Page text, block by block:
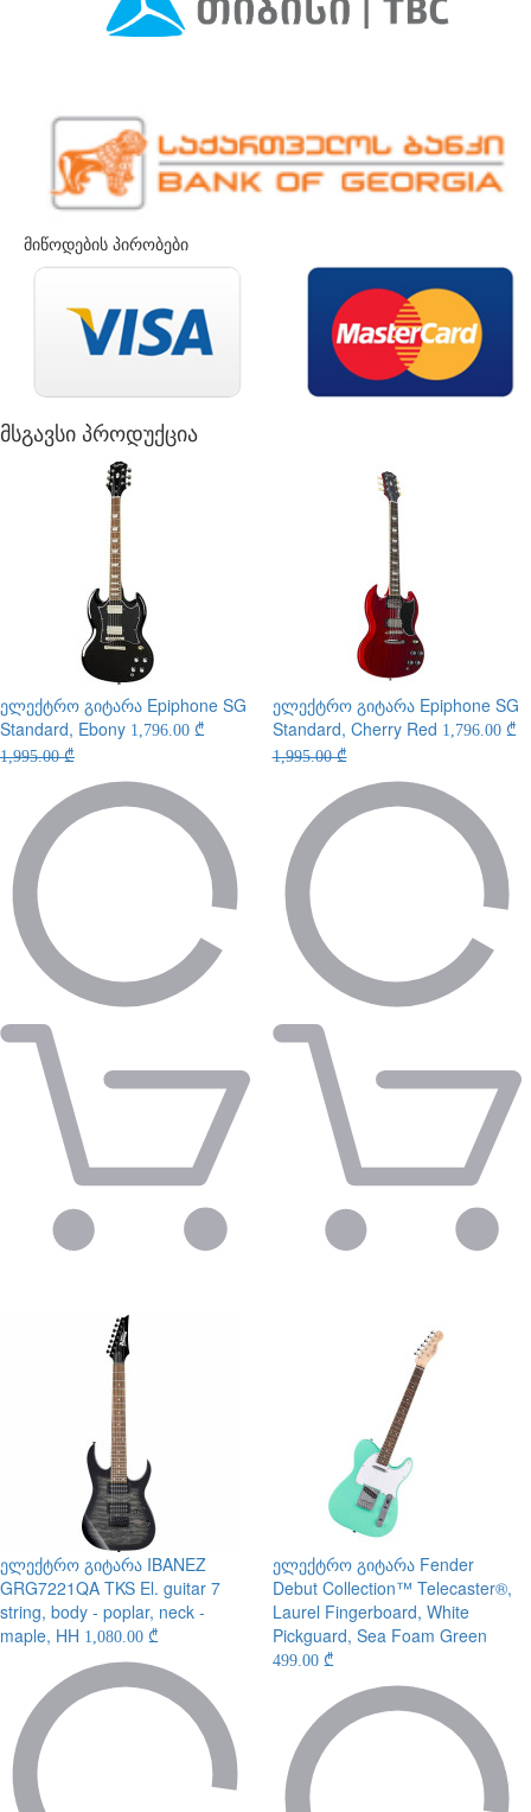
მიწოდების პირობები
მსგავსი პროდუქცია
ელექტრო გიტარა Epiphone SG
Standard, Ebony 1,796.00 ₾
1,995.00 ₾
ელექტრო გიტარა Epiphone SG
Standard, Cherry Red 1,796.00 ₾
1,995.00 ₾
ელექტრო გიტარა IBANEZ
GRG7221QA TKS El. guitar 7
string, body - poplar, neck -
maple, HH 1,080.00 ₾
ელექტრო გიტარა Fender
Debut Collection™ Telecaster®,
Laurel Fingerboard, White
Pickguard, Sea Foam Green
499.00 ₾